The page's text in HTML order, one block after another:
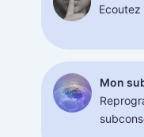
Ecoutez
Mon